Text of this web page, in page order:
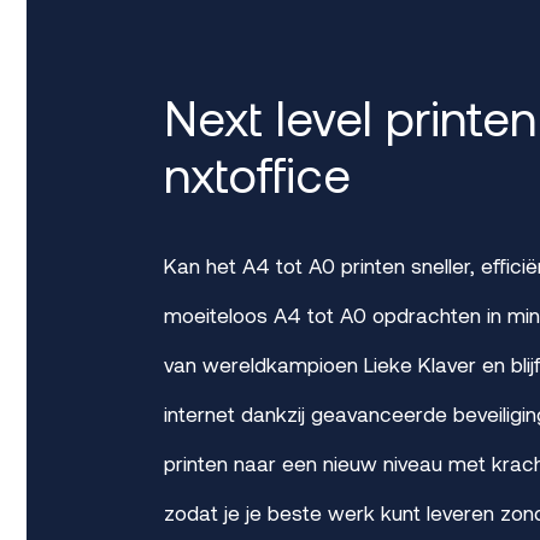
Next level
nxtoffice
Kan het A4 tot A0 printen sneller,
moeiteloos A4 tot A0 opdrachten in
van wereldkampioen Lieke Klaver en
internet dankzij geavanceerde
printen naar een nieuw niveau met
zodat je je beste werk kunt leveren